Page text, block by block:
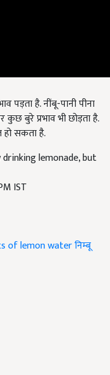
पड़ता है. नींबू-पानी पीना
कुछ बुरे प्रभाव भी छोड़ता है.
हो सकता है.
lemonade, but
IST
of lemon waterनिम्बू